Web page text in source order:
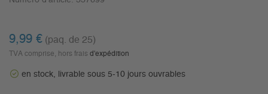
9,99 € (paq. de 25)
TVA comprise, hors frais d'expédition
en stock, livrable sous 5-10 jours ouvrables